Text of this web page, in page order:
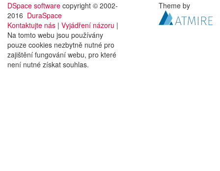
DSpace software copyright © 2002-
2016 DuraSpace
Kontaktujte nás | Vyjádření názoru |
Na tomto webu jsou používány
pouze cookies nezbytně nutné pro
zajištění fungování webu, pro které
není nutné získat souhlas.
Theme by